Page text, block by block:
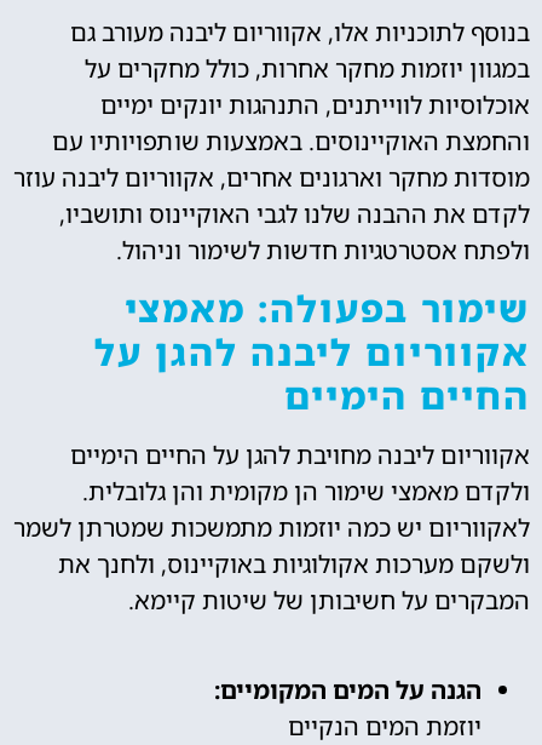
בנוסף לתוכניות אלו, אקווריום ליבנה מעורב גם
במגוון יוזמות מחקר אחרות, כולל מחקרים על
אוכלוסיות לווייתנים, התנהגות יונקים ימיים
והחמצת האוקיינוסים. באמצעות שותפויותיו עם
מוסדות מחקר וארגונים אחרים, אקווריום ליבנה עוזר
לקדם את ההבנה שלנו לגבי האוקיינוס ותושביו,
ולפתח אסטרטגיות חדשות לשימור וניהול.
שימור בפעולה: מאמצי
אקווריום ליבנה להגן על
החיים הימיים
אקווריום ליבנה מחויבת להגן על החיים הימיים
ולקדם מאמצי שימור הן מקומית והן גלובלית.
לאקווריום יש כמה יוזמות מתמשכות שמטרתן לשמר
ולשקם מערכות אקולוגיות באוקיינוס, ולחנך את
המבקרים על חשיבותן של שיטות קיימא.
הגנה על המים המקומיים:
יוזמת המים הנקיים